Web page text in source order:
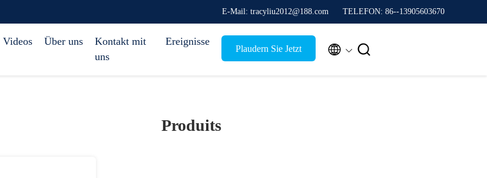
E-Mail: tracyliu2012@188.com TELEFON: 86--13905603670
Videos Über uns
Kontakt mit
uns
Ereignisse
Plaudern Sie Jetzt  
Produits